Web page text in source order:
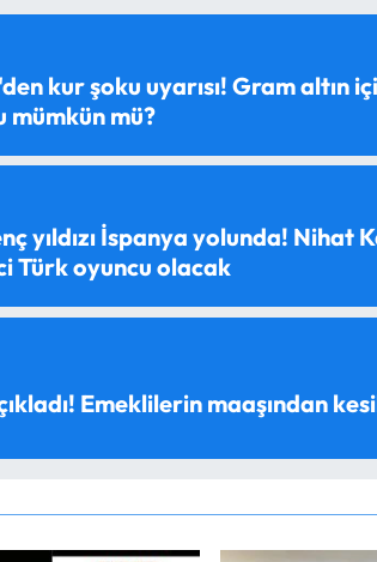
kur şoku uyarısı! Gram altın
mümkün mü?
yıldızı İspanya yolunda! Nihat
Türk oyuncu olacak
Emeklilerin maaşından